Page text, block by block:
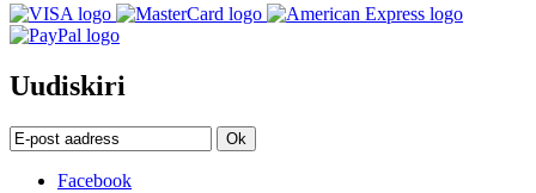
Uudiskiri
Ok
Facebook